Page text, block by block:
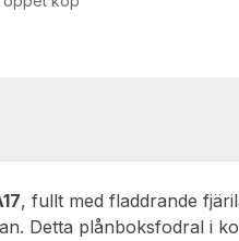
, fullt med fladdrande
Detta plånboksfodral i